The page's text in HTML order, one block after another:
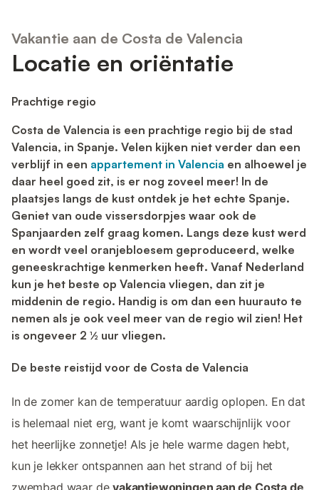
Vakantie aan de Costa de Valencia
Locatie en oriëntatie
Prachtige regio
Costa de Valencia is een prachtige regio bij de stad
Valencia, in Spanje. Velen kijken niet verder dan een
verblijf in een appartement in Valencia en alhoewel je
daar heel goed zit, is er nog zoveel meer! In de
plaatsjes langs de kust ontdek je het echte Spanje.
Geniet van oude vissersdorpjes waar ook de
Spanjaarden zelf graag komen. Langs deze kust werd
en wordt veel oranjebloesem geproduceerd, welke
geneeskrachtige kenmerken heeft. Vanaf Nederland
kun je het beste op Valencia vliegen, dan zit je
middenin de regio. Handig is om dan een huurauto te
nemen als je ook veel meer van de regio wil zien! Het
is ongeveer 2 ½ uur vliegen.
De beste reistijd voor de Costa de Valencia
In de zomer kan de temperatuur aardig oplopen. En dat
is helemaal niet erg, want je komt waarschijnlijk voor
het heerlijke zonnetje! Als je hele warme dagen hebt,
kun je lekker ontspannen aan het strand of bij het